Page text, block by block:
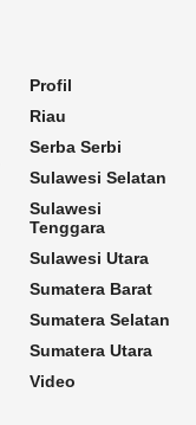
Profil
Riau
Serba Serbi
Sulawesi Selatan
Sulawesi
Tenggara
Sulawesi Utara
Sumatera Barat
Sumatera Selatan
Sumatera Utara
Video